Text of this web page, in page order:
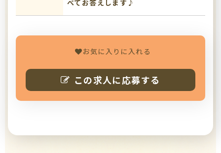
べてお答えします♪
お気に入りに入れる
この求人に応募する